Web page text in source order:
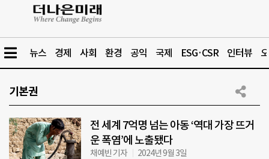
뉴스 경제 사회 환경 공익 국제 ESG·CSR 인터뷰
기본권
전 세계 7억명 넘는 아동 ‘역대 가장 뜨거
운 폭염’에 노출됐다
채예빈 기자 2024년 9월 3일